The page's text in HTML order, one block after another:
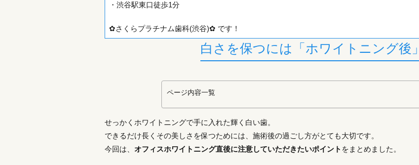
・渋谷駅東口徒歩1分
✿さくらプラチナム歯科(渋谷)✿ です！
白さを保つには「ホワイトニング後
ページ内容一覧
せっかくホワイトニングで手に入れた輝く白い歯。
できるだけ長くその美しさを保つためには、施術後の過ごし方がとても大切です。
今回は、 オフィスホワイトニング直後に注意していただきたいポイント をまとめました。